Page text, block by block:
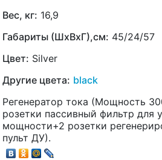
Вес, кг: 16,9
Габариты (ШхВхГ),см: 45/24/57
Цвет: Silver
Другие цвета: black
Регенератор тока (Мощность
розетки пассивный фильтр для
мощности+2 розетки
пульт ДУ).